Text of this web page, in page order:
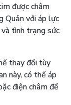
được châm
Quản với áp lực
tình trạng sức
thay đổi tùy
này, có thể áp
điện châm để